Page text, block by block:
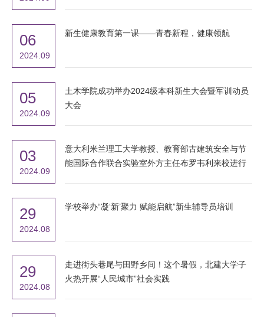
06
2024.09
新生健康教育第一课——青春新程，健康领航
05
2024.09
土木学院成功举办2024级本科新生大会暨军训动员
大会
03
2024.09
意大利米兰理工大学教授、教育部古建筑安全与节
能国际合作联合实验室外方主任布罗韦利来校进行
29
2024.08
学校举办“凝‘新’聚力 赋能启航”新生辅导员培训
29
2024.08
走进街头巷尾与田野乡间！这个暑假，北建大学子
火热开展“人民城市”社会实践